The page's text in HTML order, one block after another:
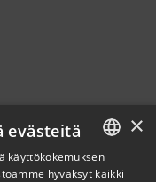
FINNISH
×
evästeitä
käyttökokemuksen
hyväksyt kaikki